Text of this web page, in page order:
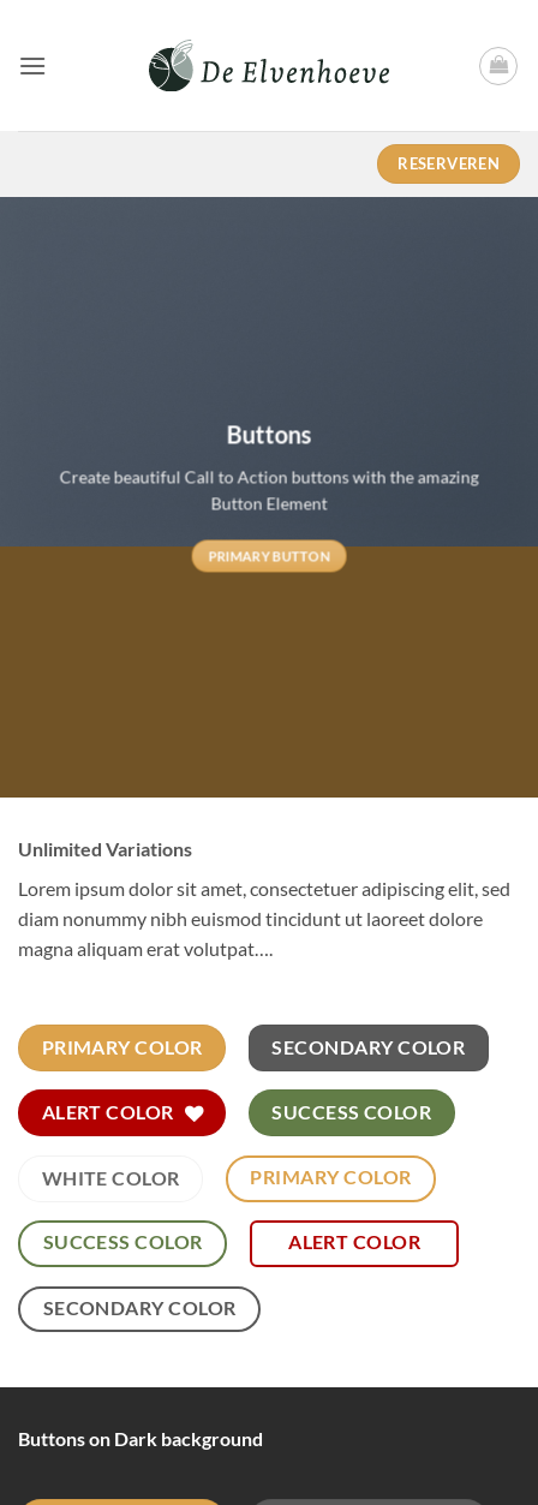
inhoud
RESERVEREN
Buttons
Create beautiful Call to Action buttons with the amazing
Button Element
PRIMARY BUTTON
Unlimited Variations
Lorem ipsum dolor sit amet, consectetuer adipiscing elit, sed
diam nonummy nibh euismod tincidunt ut laoreet dolore
magna aliquam erat volutpat….
PRIMARY COLOR SECONDARY COLOR
ALERT COLOR SUCCESS COLOR
WHITE COLOR PRIMARY COLOR
SUCCESS COLOR ALERT COLOR
SECONDARY COLOR
Buttons on Dark background